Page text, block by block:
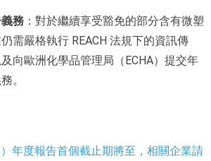
務 ：對於繼續享受豁免的部分含有微塑
需嚴格執行 REACH 法規下的資訊傳
向歐洲化學品管理局（ECHA）提交年
。
年度報告首個截止期將至，相關企業請